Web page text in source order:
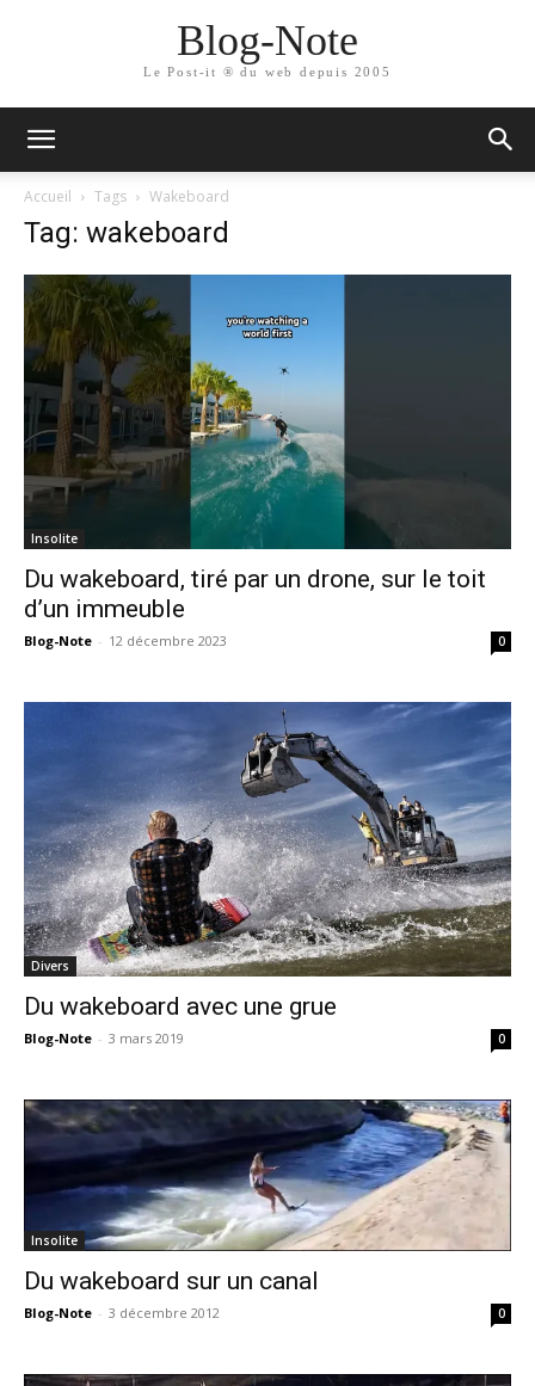
Blog-Note
Le Post-it ® du web depuis 2005
Accueil Tags Wakeboard
Tag: wakeboard
Insolite
Du wakeboard, tiré par un drone, sur le toit
d’un immeuble
Blog-Note - 12 décembre 2023 0
Divers
Du wakeboard avec une grue
Blog-Note - 3 mars 2019 0
Insolite
Du wakeboard sur un canal
Blog-Note - 3 décembre 2012 0